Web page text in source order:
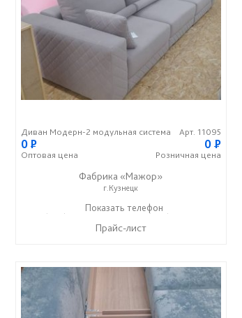
Диван Модерн-2 модульная система Арт. 11095
0P
Оптовая цена
0 P
Розничная цена
Фабрика «Мажор»
г.Кузнецк
+7 (999) 611-98-99 ☎+7 (999) 610-99-95
Показать телефон
Прайс-лист